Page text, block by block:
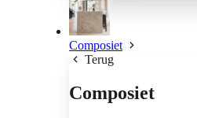
Composiet
Terug
Composiet